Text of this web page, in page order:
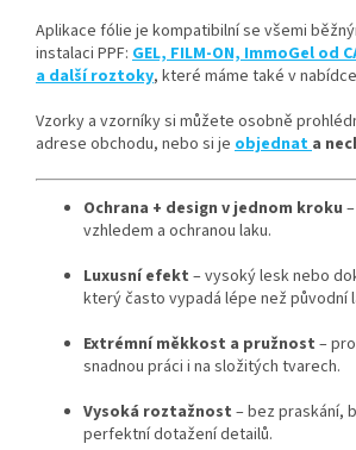
Aplikace fólie je kompatibilní se všemi
instalaci PPF: GEL, FILM-ON, ImmoGel od
a další roztoky, které máme také v
Vzorky a vzorníky si můžete osobně
adrese obchodu, nebo si je objednata
Ochrana + design v jednom kroku
vzhledem a ochranou laku.
Luxusní efekt – vysoký lesk nebo
který často vypadá lépe než původní
Extrémní měkkost a pružnost –
snadnou práci i na složitých tvarech.
Vysoká roztažnost – bez praskání,
perfektní dotažení detailů.